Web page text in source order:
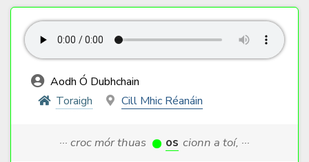
Aodh Ó Dubhchain
Toraigh
Cill Mhic Réanáin
··· croc mór thuas os cionn a toí, ···